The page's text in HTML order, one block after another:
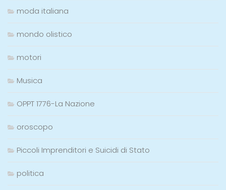
moda italiana
mondo olistico
motori
Musica
OPPT 1776-La Nazione
oroscopo
Piccoli Imprenditori e Suicidi di Stato
politica